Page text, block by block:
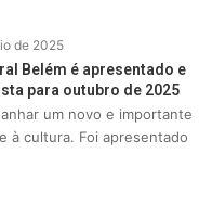
de 2025
Belém é apresentado e
para outubro de 2025
um novo e importante
à cultura. Foi apresentado